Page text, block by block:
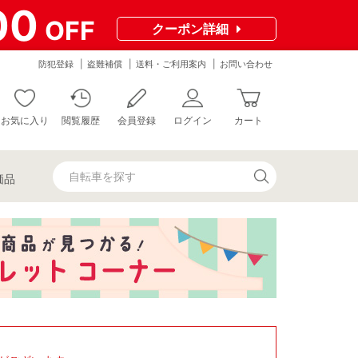
OFF クーポン詳細
防犯登録 盗難補償 送料・ご利用案内 お問い合わせ
お気に入り 閲覧履歴 会員登録 ログイン カート
品